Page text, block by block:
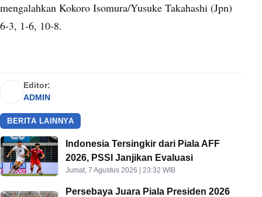
mengalahkan Kokoro Isomura/Yusuke Takahashi (Jpn)
6-3, 1-6, 10-8.
Editor:
ADMIN
BERITA LAINNYA
Indonesia Tersingkir dari Piala AFF
2026, PSSI Janjikan Evaluasi
Jumat, 7 Agustus 2026 | 23:32 WIB
Persebaya Juara Piala Presiden 2026